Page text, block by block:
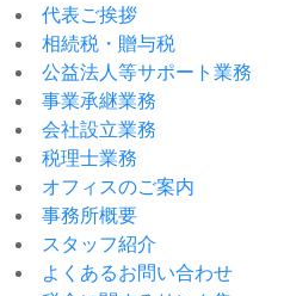
代表ご挨拶
相続税・贈与税
公益法人等サポート業務
事業承継業務
会社設立業務
税理士業務
オフィスのご案内
事務所概要
スタッフ紹介
よくあるお問い合わせ